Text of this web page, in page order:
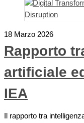
18 Marzo 2026
Rapporto
artificiale
IEA
Il rapporto tra